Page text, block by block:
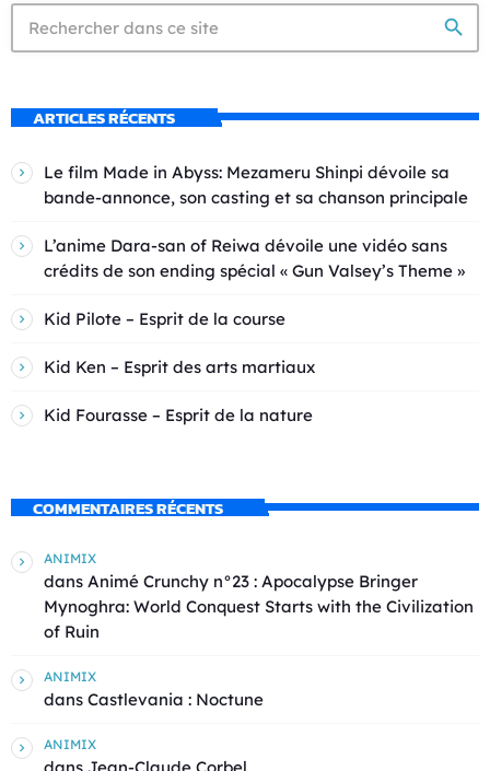
search
ARTICLES RÉCENTS
Le film Made in Abyss: Mezameru Shinpi dévoile sa
bande-annonce, son casting et sa chanson principale
L’anime Dara-san of Reiwa dévoile une vidéo sans
crédits de son ending spécial « Gun Valsey’s Theme »
Kid Pilote – Esprit de la course
Kid Ken – Esprit des arts martiaux
Kid Fourasse – Esprit de la nature
COMMENTAIRES RÉCENTS
ANIMIX
dans Animé Crunchy n°23 : Apocalypse Bringer
Mynoghra: World Conquest Starts with the Civilization
of Ruin
ANIMIX
dans Castlevania : Noctune
ANIMIX